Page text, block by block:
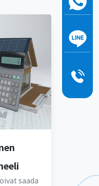
saada